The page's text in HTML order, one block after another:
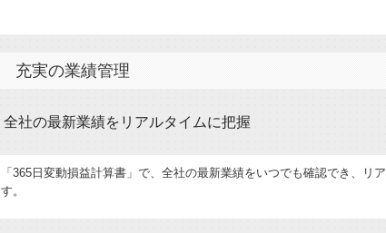
充実の業績管理
全社の最新業績をリアルタイムに把握
「365日変動損益計算書」で、全社の最新業績をいつでも確認でき、リ
す。